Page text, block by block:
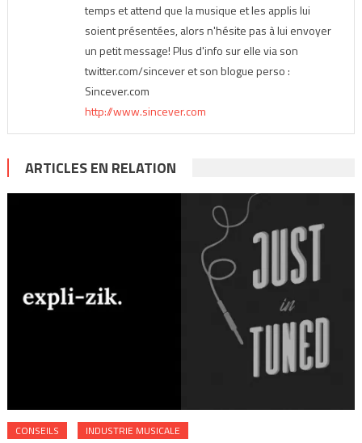
temps et attend que la musique et les applis lui
soient présentées, alors n'hésite pas à lui envoyer
un petit message! Plus d'info sur elle via son
twitter.com/sincever et son blogue perso :
Sincever.com
http://www.sincever.com
ARTICLES EN RELATION
CONSEILS INDUSTRIE MUSICALE